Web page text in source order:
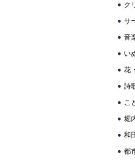
ク
サ
音
い
花
詩
こ
堀
和
都